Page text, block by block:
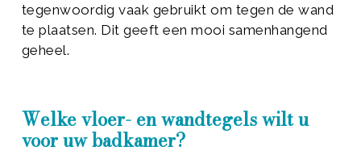
tegenwoordig vaak gebruikt om tegen de wand
te plaatsen. Dit geeft een mooi samenhangend
geheel.
Welke vloer- en wandtegels wilt u
voor uw badkamer?